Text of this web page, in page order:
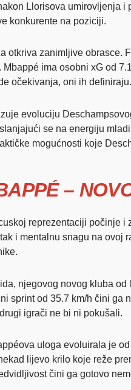
Llorisova umirovljenja
konkurente na poziciji.
otkriva zanimljive obrasce.
ima osobni xG od
očekivanja, oni ih definiraju.
evoluciju
se na energiju
mogućnosti koje
–
reprezentaciji počinje
i mentalnu snagu na ovoj
njegovog novog kluba
sprint od 35.7 km/h čini ga
igrači ne bi ni pokušali.
uloga evoluirala je
lijevo krilo koje reže
čini ga gotovo